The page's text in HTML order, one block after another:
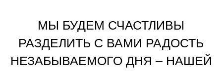
МЫ БУДЕМ СЧАСТЛИВЫ
РАЗДЕЛИТЬ С ВАМИ РАДОСТЬ
НЕЗАБЫВАЕМОГО ДНЯ – НАШЕЙ